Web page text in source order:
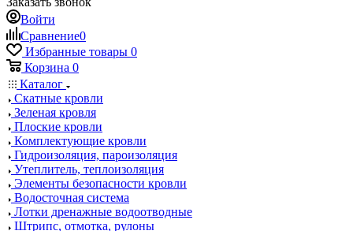
Войти
Сравнение0
Избранные товары 0
Корзина 0
Каталог
Скатные кровли
Зеленая кровля
Плоские кровли
Комплектующие кровли
Гидроизоляция, пароизоляция
Утеплитель, теплоизоляция
Элементы безопасности кровли
Водосточная система
Лотки дренажные водоотводные
Штрипс, отмотка, рулоны